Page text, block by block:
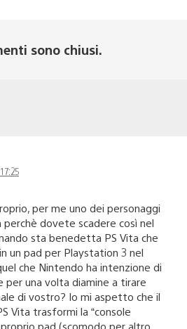
sono chiusi.
per me uno dei personaggi
perchè dovete scadere così nel
sta benedetta PS Vita che
un pad per Playstation 3 nel
che Nintendo ha intenzione di
per una volta diamine a tirare
di vostro? Io mi aspetto che il
Vita trasformi la “console
pad (scomodo per altro